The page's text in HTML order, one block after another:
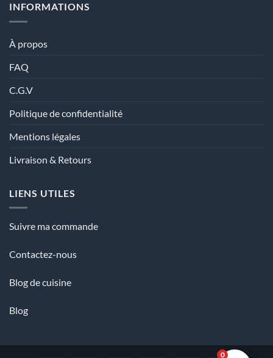
INFORMATIONS
À propos
FAQ
C.G.V
Politique de confidentialité
Mentions légales
Livraison & Retours
LIENS UTILES
Suivre ma commande
Contactez-nous
Blog de cuisine
Blog
0